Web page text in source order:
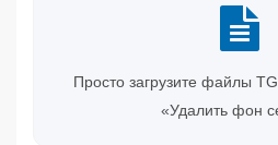
Просто загрузите файлы
«Удалить фон